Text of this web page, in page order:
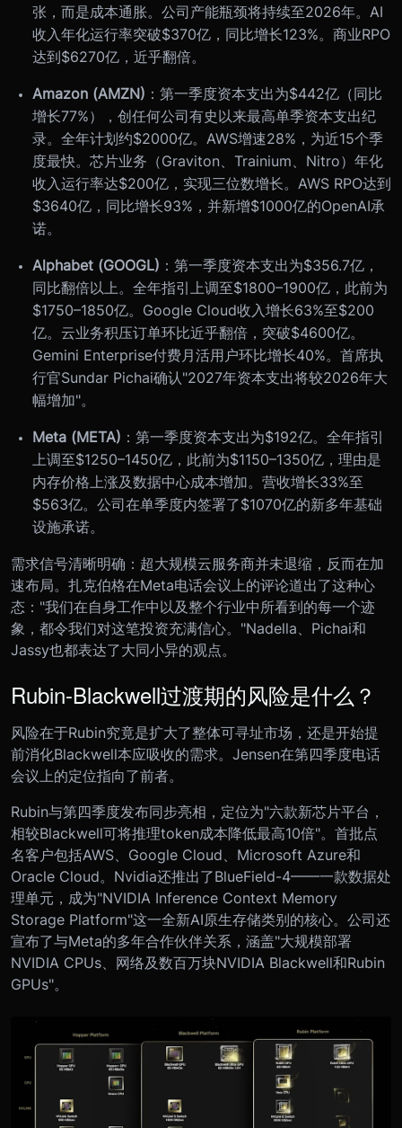
张，而是成本通胀。公司产能瓶颈将持续至2026年。AI
收入年化运行率突破$370亿，同比增长123%。商业RPO
达到$6270亿，近乎翻倍。
Amazon (AMZN) ：第一季度资本支出为$442亿（同比
增长77%），创任何公司有史以来最高单季资本支出纪
录。全年计划约$2000亿。AWS增速28%，为近15个季
度最快。芯片业务（Graviton、Trainium、Nitro）年化
收入运行率达$200亿，实现三位数增长。AWS RPO达到
$3640亿，同比增长93%，并新增$1000亿的OpenAI承
诺。
Alphabet (GOOGL) ：第一季度资本支出为$356.7亿，
同比翻倍以上。全年指引上调至$1800–1900亿，此前为
$1750–1850亿。Google Cloud收入增长63%至$200
亿。云业务积压订单环比近乎翻倍，突破$4600亿。
Gemini Enterprise付费月活用户环比增长40%。首席执
行官Sundar Pichai确认"2027年资本支出将较2026年大
幅增加"。
Meta (META) ：第一季度资本支出为$192亿。全年指引
上调至$1250–1450亿，此前为$1150–1350亿，理由是
内存价格上涨及数据中心成本增加。营收增长33%至
$563亿。公司在单季度内签署了$1070亿的新多年基础
设施承诺。
需求信号清晰明确：超大规模云服务商并未退缩，反而在加
速布局。扎克伯格在Meta电话会议上的评论道出了这种心
态："我们在自身工作中以及整个行业中所看到的每一个迹
象，都令我们对这笔投资充满信心。"Nadella、Pichai和
Jassy也都表达了大同小异的观点。
Rubin-Blackwell过渡期的风险是什么？
风险在于Rubin究竟是扩大了整体可寻址市场，还是开始提
前消化Blackwell本应吸收的需求。Jensen在第四季度电话
会议上的定位指向了前者。
Rubin与第四季度发布同步亮相，定位为"六款新芯片平台，
相较Blackwell可将推理token成本降低最高10倍"。首批点
名客户包括AWS、Google Cloud、Microsoft Azure和
Oracle Cloud。Nvidia还推出了BlueField-4——一款数据处
理单元，成为"NVIDIA Inference Context Memory
Storage Platform"这一全新AI原生存储类别的核心。公司还
宣布了与Meta的多年合作伙伴关系，涵盖"大规模部署
NVIDIA CPUs、网络及数百万块NVIDIA Blackwell和Rubin
GPUs"。